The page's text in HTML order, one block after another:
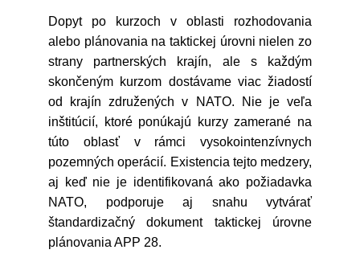
Dopyt po kurzoch v oblasti rozhodovania
alebo plánovania na taktickej úrovni nielen zo
strany partnerských krajín, ale s každým
skončeným kurzom dostávame viac žiadostí
od krajín združených v NATO. Nie je veľa
inštitúcií, ktoré ponúkajú kurzy zamerané na
túto oblasť v rámci vysokointenzívnych
pozemných operácií. Existencia tejto medzery,
aj keď nie je identifikovaná ako požiadavka
NATO, podporuje aj snahu vytvárať
štandardizačný dokument taktickej úrovne
plánovania APP 28.